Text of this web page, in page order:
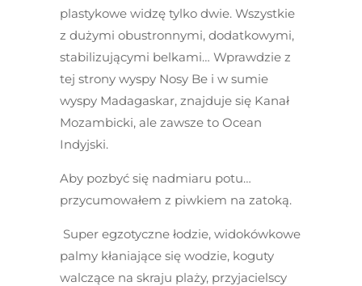
plastykowe widzę tylko dwie. Wszystkie
z dużymi obustronnymi, dodatkowymi,
stabilizującymi belkami… Wprawdzie z
tej strony wyspy Nosy Be i w sumie
wyspy Madagaskar, znajduje się Kanał
Mozambicki, ale zawsze to Ocean
Indyjski.
Aby pozbyć się nadmiaru potu…
przycumowałem z piwkiem na zatoką.
Super egzotyczne łodzie, widokówkowe
palmy kłaniające się wodzie, koguty
walczące na skraju plaży, przyjacielscy